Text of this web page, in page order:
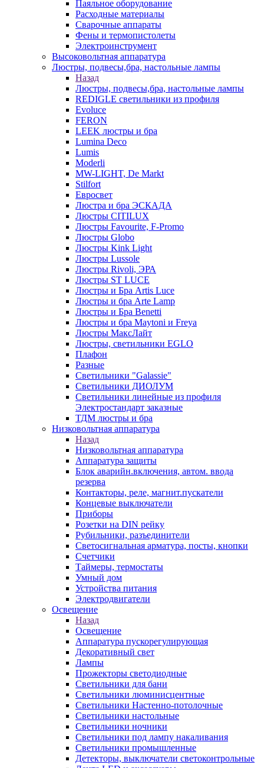
Паяльное оборудование
Расходные материалы
Сварочные аппараты
Фены и термопистолеты
Электроинструмент
Высоковольтная аппаратура
Люстры, подвесы,бра, настольные лампы
Назад
Люстры, подвесы,бра, настольные лампы
REDIGLE светильники из профиля
Evoluce
FERON
LEEK люстры и бра
Lumina Deco
Lumis
Moderli
MW-LIGHT, De Markt
Stilfort
Евросвет
Люстра и бра ЭСКАДА
Люстры CITILUX
Люстры Favourite, F-Promo
Люстры Globo
Люстры Kink Light
Люстры Lussole
Люстры Rivoli, ЭРА
Люстры ST LUCE
Люстры и Бра Artis Luce
Люстры и бра Arte Lamp
Люстры и Бра Benetti
Люстры и бра Maytoni и Freya
Люстры МаксЛайт
Люстры, светильники EGLO
Плафон
Разные
Светильники "Galassie"
Светильники ДИОЛУМ
Светильники линейные из профиля
Электростандарт заказные
ТДМ люстры и бра
Низковольтная аппаратура
Назад
Низковольтная аппаратура
Аппаратура защиты
Блок аварийн.включения, автом. ввода
резерва
Контакторы, реле, магнит.пускатели
Концевые выключатели
Приборы
Розетки на DIN рейку
Рубильники, разъединители
Светосигнальная арматура, посты, кнопки
Счетчики
Таймеры, термостаты
Умный дом
Устройства питания
Электродвигатели
Освещение
Назад
Освещение
Аппаратура пускорегулирующая
Декоративный свет
Лампы
Прожекторы светодиодные
Светильники для бани
Светильники люминисцентные
Светильники Настенно-потолочные
Светильники настольные
Светильники ночники
Светильники под лампу накаливания
Светильники промышленные
Детекторы, выключатели светоконтрольные